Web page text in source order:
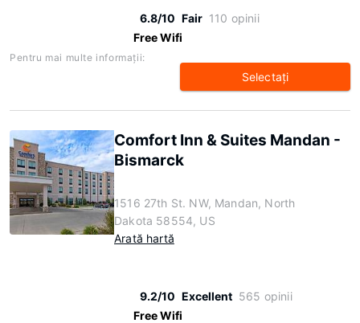
6.8/10 Fair 110 opinii
Free Wifi
Pentru mai multe informaţii:
Selectaţi
Comfort Inn & Suites Mandan -
Bismarck
1516 27th St. NW, Mandan, North
Dakota 58554, US
Arată hartă
9.2/10 Excellent 565 opinii
Free Wifi